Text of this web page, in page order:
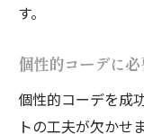
す。
個性的コーデに
個性的コーデを成
トの工夫が欠かせ